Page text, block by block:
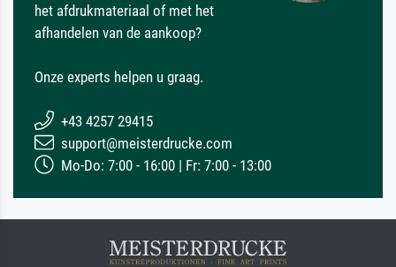
het afdrukmateriaal of met het
afhandelen van de aankoop?
Onze experts helpen u graag.
+43 4257 29415
support@meisterdrucke.com
Mo-Do: 7:00 - 16:00 | Fr: 7:00 - 13:00